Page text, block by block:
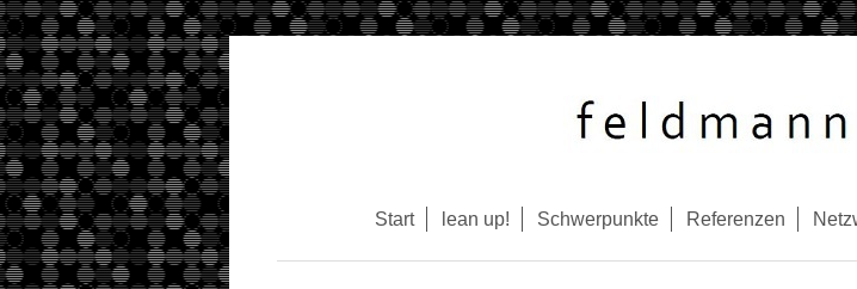
Start lean up! Schwerpunkte Referenzen